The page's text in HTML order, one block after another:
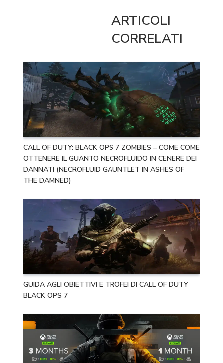
ARTICOLI
CORRELATI
CALL OF DUTY: BLACK OPS 7 ZOMBIES – COME COME
OTTENERE IL GUANTO NECROFLUIDO IN CENERE DEI
DANNATI (NECROFLUID GAUNTLET IN ASHES OF
THE DAMNED)
GUIDA AGLI OBIETTIVI E TROFEI DI CALL OF DUTY
BLACK OPS 7